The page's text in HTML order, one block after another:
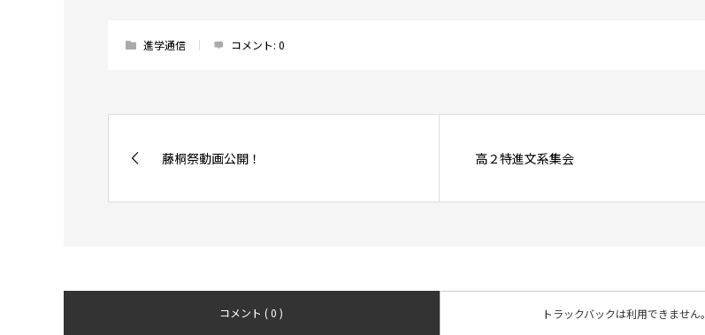
進学通信 コメント: 0
藤桐祭動画公開！ 高２特進文系集会
コメント ( 0 ) トラックバックは利用できません。